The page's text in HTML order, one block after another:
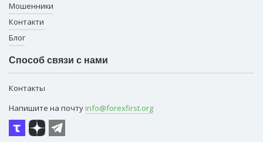
Мошенники
Контакти
Блог
Способ связи с нами
Контакты
Напишите на почту info@forexfirst.org